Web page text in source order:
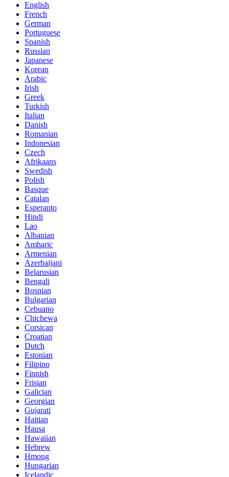
English
French
German
Portuguese
Spanish
Russian
Japanese
Korean
Arabic
Irish
Greek
Turkish
Italian
Danish
Romanian
Indonesian
Czech
Afrikaans
Swedish
Polish
Basque
Catalan
Esperanto
Hindi
Lao
Albanian
Amharic
Armenian
Azerbaijani
Belarusian
Bengali
Bosnian
Bulgarian
Cebuano
Chichewa
Corsican
Croatian
Dutch
Estonian
Filipino
Finnish
Frisian
Galician
Georgian
Gujarati
Haitian
Hausa
Hawaiian
Hebrew
Hmong
Hungarian
Icelandic